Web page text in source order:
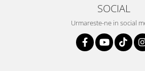
SOCIAL
Urmareste-ne in social